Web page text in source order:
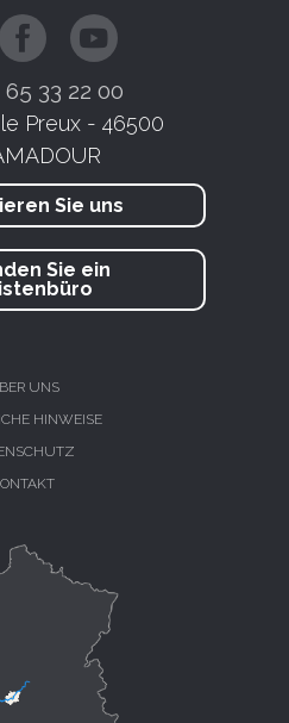
65 33 22 00
Preux - 46500
Sie uns
Sie ein
UNS
HINWEISE